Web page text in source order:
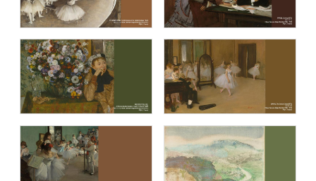
블루캔버스 명화추천7 블루캔버스 명화추천8
블루캔버스 명화추천9